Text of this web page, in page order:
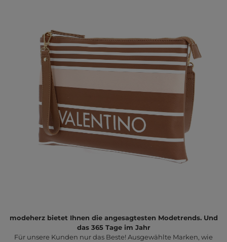
modeherz bietet Ihnen die angesagtesten Modetrends. Und
das 365 Tage im Jahr
Für unsere Kunden nur das Beste! Ausgewählte Marken, wie